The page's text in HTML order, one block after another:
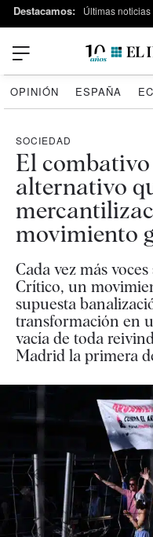
Destacamos: Últimas noticias
OPINIÓN ESPAÑA
SOCIEDAD
El
alternativo
movimiento
Cada vez más
Crítico, un
supuesta
transformación en
vacía de toda
Madrid la primera